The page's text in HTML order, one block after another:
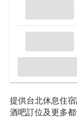
提供台北休息住
酒吧訂位及更多都